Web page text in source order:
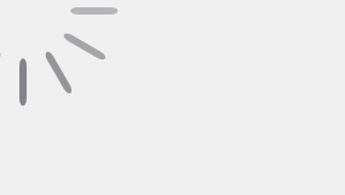
CAMRY